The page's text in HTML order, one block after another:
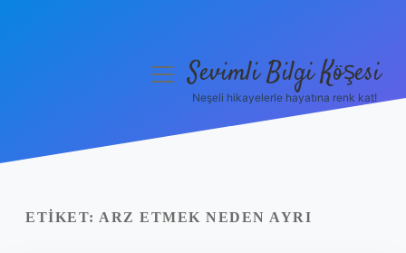
Yasal Uyarı
menüyüSevimli Bilgi Köşesi
Neşeli hikayelerle hayatına renk kat!
ETIKET: ARZ ETMEK NEDEN AYRI